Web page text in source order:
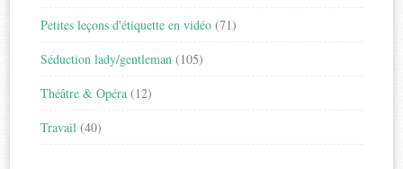
Petites leçons d'étiquette en vidéo (71)
Séduction lady/gentleman (105)
Théâtre & Opéra (12)
Travail (40)